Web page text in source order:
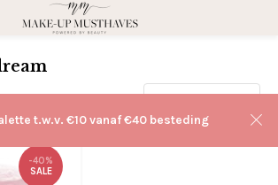
t.w.v. €10 vanaf €40 besteding
-40%
SALE